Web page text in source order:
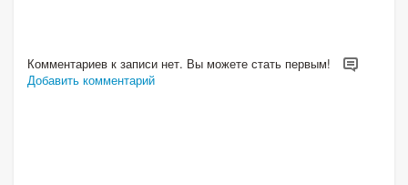
Комментариев к записи нет. Вы можете стать первым!
Добавить комментарий